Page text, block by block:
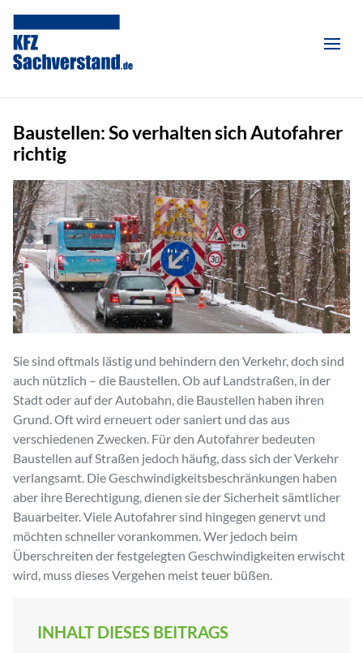
Baustellen: So verhalten sich Autofahrer
richtig
Sie sind oftmals lästig und behindern den Verkehr, doch sind
auch nützlich – die Baustellen. Ob auf Landstraßen, in der
Stadt oder auf der Autobahn, die Baustellen haben ihren
Grund. Oft wird erneuert oder saniert und das aus
verschiedenen Zwecken. Für den Autofahrer bedeuten
Baustellen auf Straßen jedoch häufig, dass sich der Verkehr
verlangsamt. Die Geschwindigkeitsbeschränkungen haben
aber ihre Berechtigung, dienen sie der Sicherheit sämtlicher
Bauarbeiter. Viele Autofahrer sind hingegen genervt und
möchten schneller vorankommen. Wer jedoch beim
Überschreiten der festgelegten Geschwindigkeiten erwischt
wird, muss dieses Vergehen meist teuer büßen.
INHALT DIESES BEITRAGS